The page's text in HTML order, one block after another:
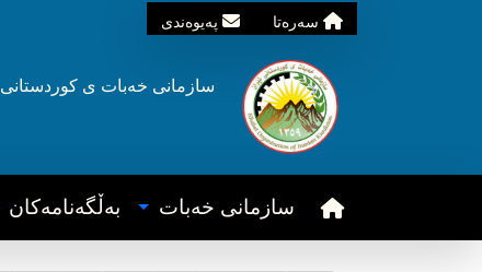
سه‌ره‌تا په‌یوه‌ندی
سازمانی خه‌بات ی کوردستانی
سازمانی خه‌بات به‌ڵگه‌نامه‌کان